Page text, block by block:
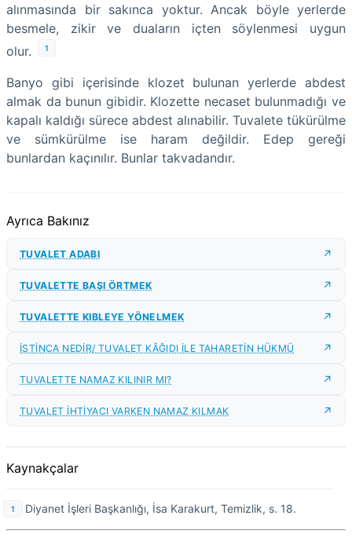
alınmasında bir sakınca yoktur. Ancak böyle yerlerde
besmele, zikir ve duaların içten söylenmesi uygun
olur.
1
Banyo gibi içerisinde klozet bulunan yerlerde abdest
almak da bunun gibidir. Klozette necaset bulunmadığı ve
kapalı kaldığı sürece abdest alınabilir. Tuvalete tükürülme
ve sümkürülme ise haram değildir. Edep gereği
bunlardan kaçınılır. Bunlar takvadandır.
Ayrıca Bakınız
TUVALET ADABI
TUVALETTE BAŞI ÖRTMEK
TUVALETTE KIBLEYE YÖNELMEK
İSTİNCA NEDİR/ TUVALET KÂĞIDI İLE TAHARETİN HÜKMÜ
TUVALETTE NAMAZ KILINIR MI?
TUVALET İHTİYACI VARKEN NAMAZ KILMAK
Kaynakçalar
Diyanet İşleri Başkanlığı, İsa Karakurt, Temizlik, s. 18.